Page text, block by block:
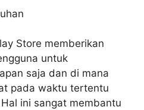
Store memberikan
untuk
saja dan di mana
pada waktu tertentu
ini sangat membantu